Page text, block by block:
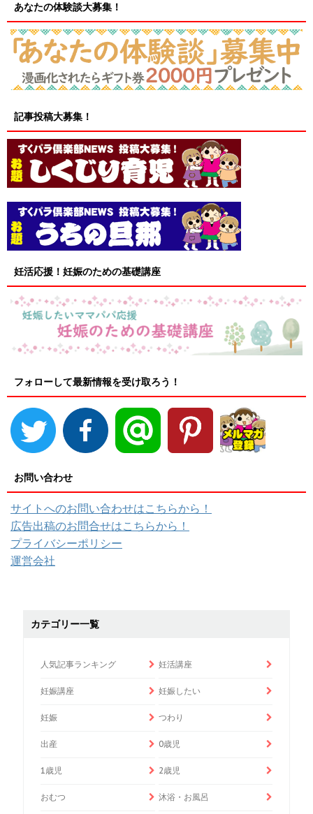
あなたの体験談大募集！
記事投稿大募集！
妊活応援！妊娠のための基礎講座
フォローして最新情報を受け取ろう！
お問い合わせ
サイトへのお問い合わせはこちらから！
広告出稿のお問合せはこちらから！
プライバシーポリシー
運営会社
カテゴリー一覧
人気記事ランキング 妊活講座
妊娠講座 妊娠したい
妊娠 つわり
出産 0歳児
1歳児 2歳児
おむつ 沐浴・お風呂